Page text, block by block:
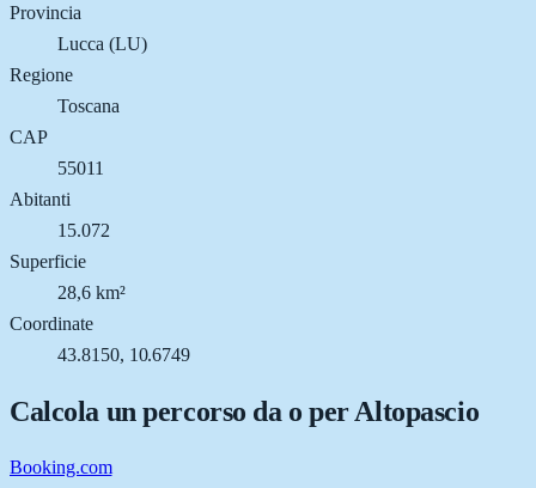
Provincia
Lucca (LU)
Regione
Toscana
CAP
55011
Abitanti
15.072
Superficie
28,6 km²
Coordinate
43.8150, 10.6749
Calcola un percorso da o perAltopascio
Booking.com